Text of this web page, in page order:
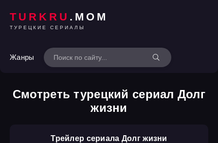
TURKRU .MOM
ТУРЕЦКИЕ СЕРИАЛЫ
Жанры
Смотреть турецкий сериал Долг
жизни
Трейлер сериала Долг жизни